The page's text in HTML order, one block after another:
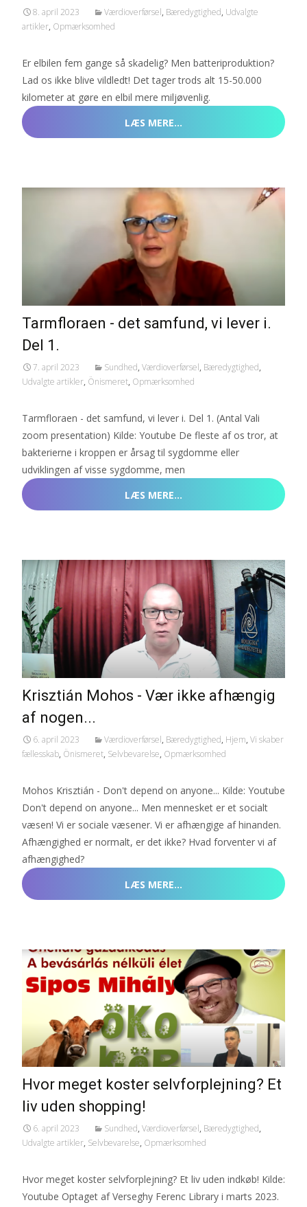
8. april 2023 Værdioverførsel, Bæredygtighed, Udvalgte
artikler, Opmærksomhed
Er elbilen fem gange så skadelig? Men batteriproduktion?
Lad os ikke blive vildledt! Det tager trods alt 15-50.000
kilometer at gøre en elbil mere miljøvenlig.
LÆS MERE…
Tarmfloraen - det samfund, vi lever i.
Del 1.
7. april 2023 Sundhed, Værdioverførsel, Bæredygtighed,
Udvalgte artikler, Önismeret, Opmærksomhed
Tarmfloraen - det samfund, vi lever i. Del 1. (Antal Vali
zoom presentation) Kilde: Youtube De fleste af os tror, at
bakterierne i kroppen er årsag til sygdomme eller
udviklingen af visse sygdomme, men
LÆS MERE…
Krisztián Mohos - Vær ikke afhængig
af nogen...
6. april 2023 Værdioverførsel, Bæredygtighed, Hjem, Vi skaber
fællesskab, Önismeret, Selvbevarelse, Opmærksomhed
Mohos Krisztián - Don't depend on anyone... Kilde: Youtube
Don't depend on anyone... Men mennesket er et socialt
væsen! Vi er sociale væsener. Vi er afhængige af hinanden.
Afhængighed er normalt, er det ikke? Hvad forventer vi af
afhængighed?
LÆS MERE…
Hvor meget koster selvforplejning? Et
liv uden shopping!
6. april 2023 Sundhed, Værdioverførsel, Bæredygtighed,
Udvalgte artikler, Selvbevarelse, Opmærksomhed
Hvor meget koster selvforplejning? Et liv uden indkøb! Kilde:
Youtube Optaget af Verseghy Ferenc Library i marts 2023.